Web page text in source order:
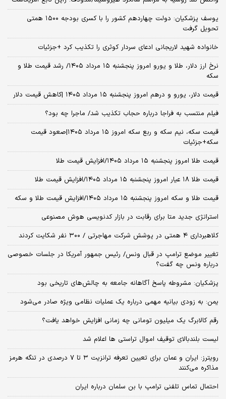
یوسف پزشکیان: دولت چهاردهم کشور را با کسری بودجه ۱۵۰۰ همتی
تحویل گرفت
خانواده شهید لاریجانی ادعای سردار کوثری را تکذیب کرد +جزئیات
نرخ ارز دلار، طلا و یورو امروز پنجشنبه ۱۵ مرداد ۱۴۰۵/ رشد قیمت طلا و
سکه
قیمت دلار، یورو و درهم امروز پنجشنبه ۱۵ مرداد ۱۴۰۵ |کاهش قیمت دلار
فیلم منتسب به فراجا درباره حجاب تکذیب شد/ ماجرا چه بود؟
قیمت سکه، نیم سکه و ربع سکه امروز ۱۵ مرداد ۱۴۰۵|صعود قیمت
سکه+جزئیات
قیمت طلا امروز پنجشنبه ۱۵ مرداد ۱۴۰۵/افزایش قیمت طلا
قیمت طلا ۱۸ عیار امروز پنجشنبه ۱۵ مرداد ۱۴۰۵/افزایش قیمت طلا
قیمت طلا و سکه امروز پنجشنبه ۱۵ مرداد ۱۴۰۵/افزایش قیمت طلا و سکه
استراتژی جدید متا برای رقابت در بازار کدنویسی هوش مصنوعی
کلاهبرداری ۴ همتی در پوشش شرکت مهاجرتی / ۳۰۰ نفر شکایت کردند
تغییر موضع ترامپ در قبال ونس/ رئیس جمهور آمریکا در جلسات خصوصی
درباره ونس چه گفت؟
پزشکیان: مشروطه پاسخ آگاهانه جامعه به چالش‌های تاریخی بود
یمن: به زودی بیانیه مهمی درباره یک عملیات نظامی ویژه صادر می‌شود
رقم کالابرگ یک میلیون تومانی چه زمانی افزایش خواهد یافت؟
لیست بلندبالای توقیف اموال تراستی ها اعلام شد
رویترز: ایران و عمان برای تعیین تعرفه ترانزیت ۳ تا ۷ درصدی در تنگه هرمز
مذاکره می‌کنند
احتمال تماس تلفنی ترامپ با بن سلمان درباره ایران